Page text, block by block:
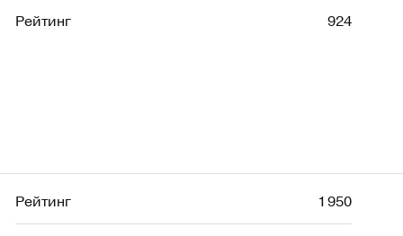
Рейтинг 924
Рейтинг 1 950